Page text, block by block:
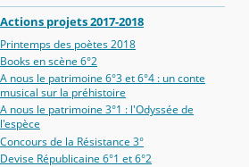
Actions projets 2017-2018
Printemps des poètes 2018
Books en scène 6°2
A nous le patrimoine 6°3 et 6°4 : un conte
musical sur la préhistoire
A nous le patrimoine 3°1 : l'Odyssée de
l'espèce
Concours de la Résistance 3°
Devise Républicaine 6°1 et 6°2